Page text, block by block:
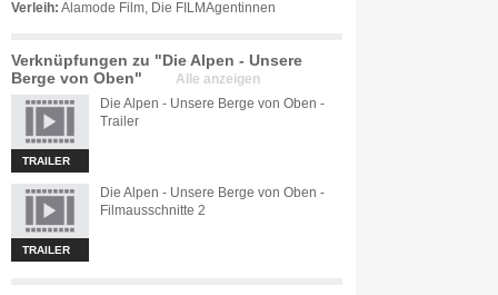
Verleih: Alamode Film, Die FILMAgentinnen
Verknüpfungen zu "Die Alpen - Unsere
Berge von Oben"
Alle anzeigen
TRAILER
Die Alpen - Unsere Berge von Oben -
Trailer
TRAILER
Die Alpen - Unsere Berge von Oben -
Filmausschnitte 2